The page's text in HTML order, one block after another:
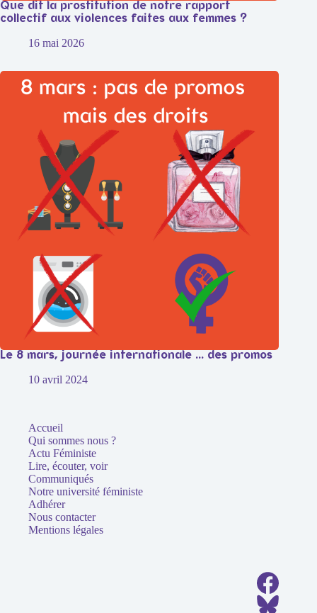
Que dit la prostitution de notre rapport
collectif aux violences faites aux femmes ?
16 mai 2026
Le 8 mars, journée internationale … des promos
10 avril 2024
Accueil
Qui sommes nous ?
Actu Féministe
Lire, écouter, voir
Communiqués
Notre université féministe
Adhérer
Nous contacter
Mentions légales